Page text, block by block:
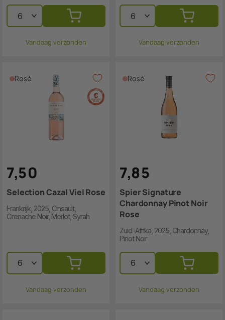
Vandaag verzonden Vandaag verzonden
Rosé
7,50
Selection Cazal Viel Rose
Frankrijk, 2025, Cinsault,
Grenache Noir, Merlot, Syrah
Vandaag verzonden
Rosé
7,85
Spier Signature
Chardonnay Pinot Noir
Rose
Zuid-Afrika, 2025, Chardonnay,
Pinot Noir
Vandaag verzonden